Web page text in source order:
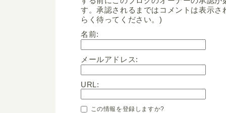
す。承認されるまではコメントは表示さ
らく待ってください。)
名前:
メールアドレス:
URL:
この情報を登録しますか?